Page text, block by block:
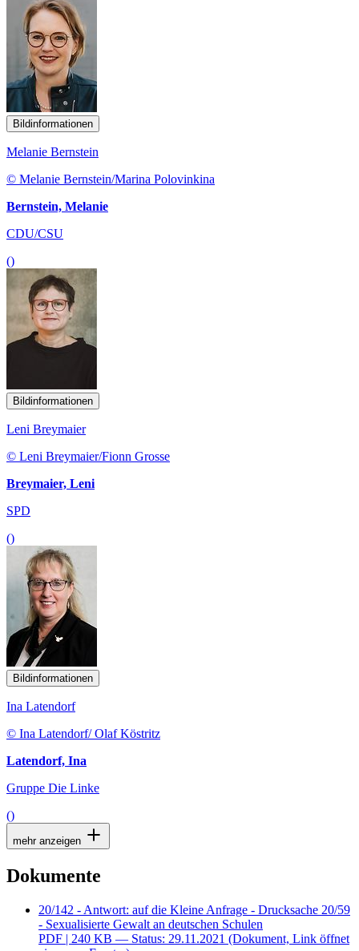
Bildinformationen
Melanie Bernstein
© Melanie Bernstein/Marina Polovinkina
Bernstein, Melanie
CDU/CSU
()
Bildinformationen
Leni Breymaier
© Leni Breymaier/Fionn Grosse
Breymaier, Leni
SPD
()
Bildinformationen
Ina Latendorf
© Ina Latendorf/ Olaf Köstritz
Latendorf, Ina
Gruppe Die Linke
()
mehr anzeigen
Dokumente
20/142 - Antwort: auf die Kleine Anfrage - Drucksache 20/59
- Sexualisierte Gewalt an deutschen Schulen
PDF | 240 KB — Status: 29.11.2021 (Dokument, Link öffnet